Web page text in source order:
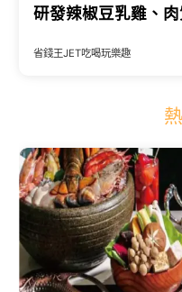
研發辣椒豆乳雞、
省錢王JET吃喝玩樂趣